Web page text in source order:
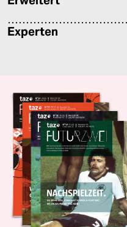
Experten